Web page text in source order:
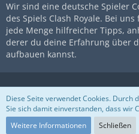
Wir sind eine deutsche Spieler
des Spiels Clash Royale. Bei
jede Menge hilfreicher Tipps,
derer du deine Erfahrung über
aufbauen kannst.
Diese Seite ist nicht mit dem
UnternehmenSupercellassoziiert
Community-Software:WoltLab
Suite™
Diese Seite verwendet Cookies. Durch
Sie sich damit einverstanden, dass wir
Weitere Informationen
Schließen